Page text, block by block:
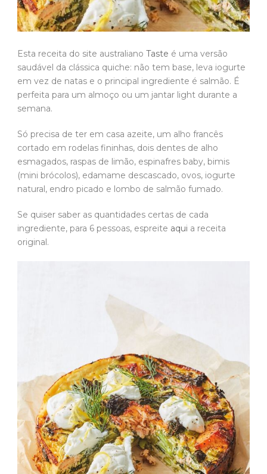
Esta receita do site australiano Taste é uma versão
saudável da clássica quiche: não tem base, leva iogurte
em vez de natas e o principal ingrediente é salmão. É
perfeita para um almoço ou um jantar light durante a
semana.
Só precisa de ter em casa azeite, um alho francês
cortado em rodelas fininhas, dois dentes de alho
esmagados, raspas de limão, espinafres baby, bimis
(mini brócolos), edamame descascado, ovos, iogurte
natural, endro picado e lombo de salmão fumado.
Se quiser saber as quantidades certas de cada
ingrediente, para 6 pessoas, espreite aqui a receita
original.